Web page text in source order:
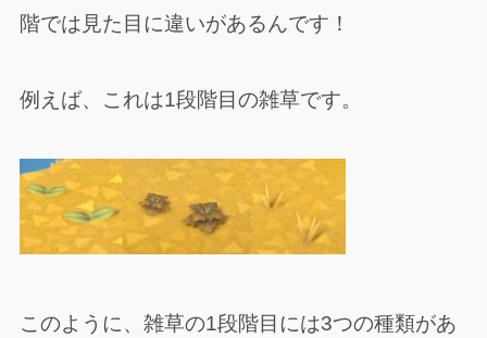
階では見た目に違いがあるんです！
例えば、これは1段階目の雑草です。
このように、雑草の1段階目には3つの種類があ